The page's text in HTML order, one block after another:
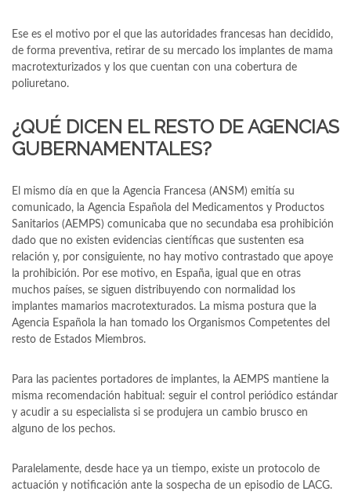
Ese es el motivo por el que las autoridades francesas han decidido,
de forma preventiva, retirar de su mercado los implantes de mama
macrotexturizados y los que cuentan con una cobertura de
poliuretano.
¿QUÉ DICEN EL RESTO DE AGENCIAS
GUBERNAMENTALES?
El mismo día en que la Agencia Francesa (ANSM) emitía su
comunicado, la Agencia Española del Medicamentos y Productos
Sanitarios (AEMPS) comunicaba que no secundaba esa prohibición
dado que no existen evidencias científicas que sustenten esa
relación y, por consiguiente, no hay motivo contrastado que apoye
la prohibición. Por ese motivo, en España, igual que en otras
muchos países, se siguen distribuyendo con normalidad los
implantes mamarios macrotexturados. La misma postura que la
Agencia Española la han tomado los Organismos Competentes del
resto de Estados Miembros.
Para las pacientes portadores de implantes, la AEMPS mantiene la
misma recomendación habitual: seguir el control periódico estándar
y acudir a su especialista si se produjera un cambio brusco en
alguno de los pechos.
Paralelamente, desde hace ya un tiempo, existe un protocolo de
actuación y notificación ante la sospecha de un episodio de LACG.